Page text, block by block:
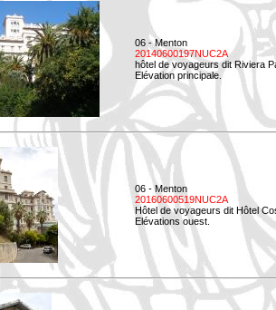
06 - Menton
20140600197NUC2A
hôtel de voyageurs dit Riviera
Elévation principale.
06 - Menton
20160600519NUC2A
Hôtel de voyageurs dit Hôtel
Elévations ouest.